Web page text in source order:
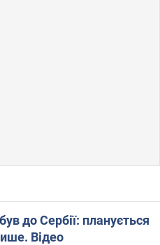
до Сербії: планується
Відео